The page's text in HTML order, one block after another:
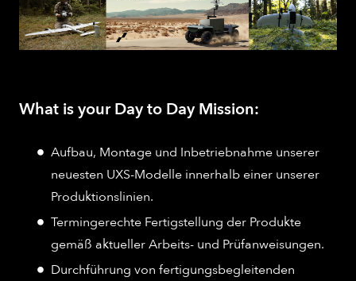
What is your Day to Day Mission:
Aufbau, Montage und Inbetriebnahme unserer
neuesten UXS-Modelle innerhalb einer unserer
Produktionslinien.
Termingerechte Fertigstellung der Produkte
gemäß aktueller Arbeits- und Prüfanweisungen.
Durchführung von fertigungsbegleitenden